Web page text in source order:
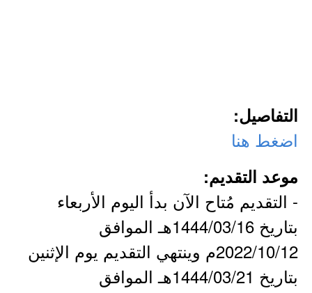
التفاصيل:
اضغط هنا
موعد التقديم:
- التقديم مُتاح الآن بدأ اليوم الأربعاء
بتاريخ 1444/03/16هـ الموافق
2022/10/12م وينتهي التقديم يوم الإثنين
بتاريخ 1444/03/21هـ الموافق